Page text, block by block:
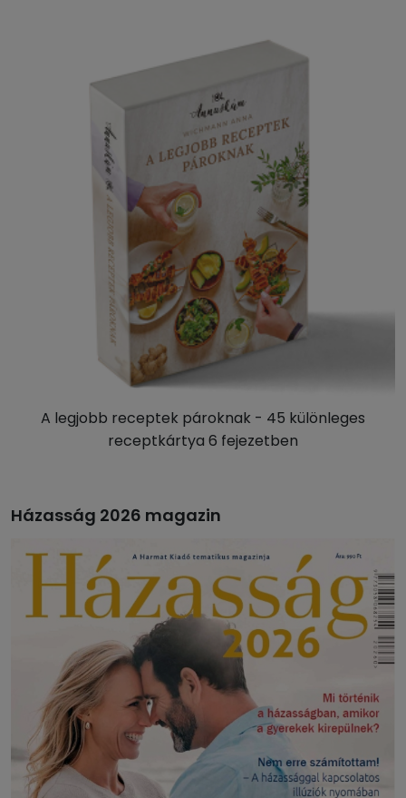
A legjobb receptek pároknak - 45 különleges
receptkártya 6 fejezetben
Házasság 2026 magazin